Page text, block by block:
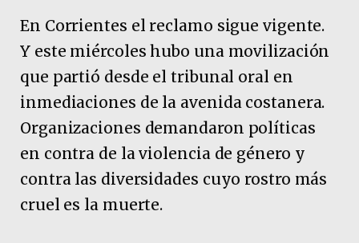
En Corrientes el reclamo sigue vigente.
Y este miércoles hubo una movilización
que partió desde el tribunal oral en
inmediaciones de la avenida costanera.
Organizaciones demandaron políticas
en contra de la violencia de género y
contra las diversidades cuyo rostro más
cruel es la muerte.